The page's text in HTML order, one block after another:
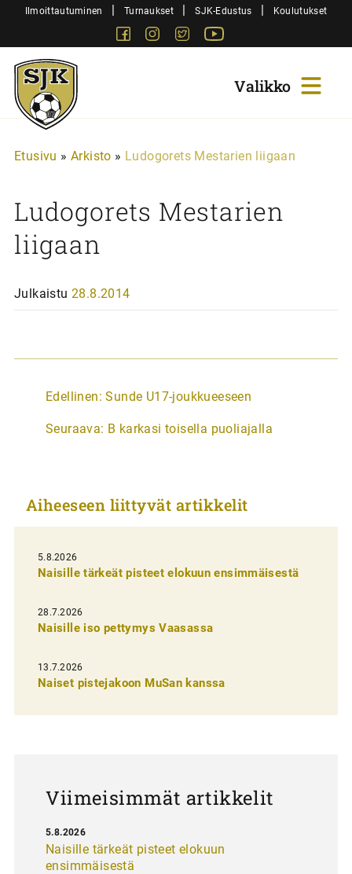
SiirryIlmoittautuminen | Turnaukset | SJK-Edustus | Koulutukset
FacebookInstagram
Twitter
Sjk-
Juniorit
Etusivu » Arkisto » Ludogorets Mestarien liigaan
Ludogorets Mestarien
liigaan
Julkaistu 28.8.2014
A
t
k
e
l
i
e
n
e
Edellinen: Sunde U17-joukkueeseen
Seuraava: B karkasi toisella puoliajalla
Aiheeseen liittyvät artikkelit
5.8.2026
Naisille tärkeät pisteet elokuun ensimmäisestä
28.7.2026
Naisille iso pettymys Vaasassa
13.7.2026
Naiset pistejakoon MuSan kanssa
Viimeisimmät artikkelit
Naisille tärkeät pisteet elokuun
ensimmäisestä
5.8.2026